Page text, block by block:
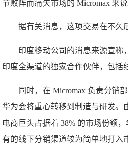
节败阵而痛失市场的 Micromax 来
据有关消息，这项交易在不久
印度移动公司的消息来源宣称
印度全渠道的独家合作伙伴，包括
同时，在 Micromax 负责分销
华为会将重心转移到制造与研发。
电商巨头占据着 38% 的市场份额
有的线下分销渠道较为简单地打入